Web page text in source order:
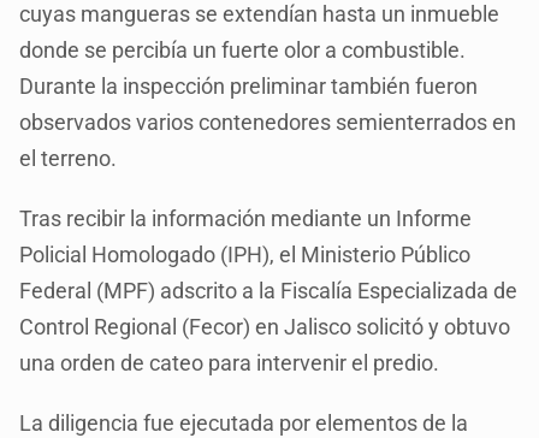
cuyas mangueras se extendían hasta un inmueble
donde se percibía un fuerte olor a combustible.
Durante la inspección preliminar también fueron
observados varios contenedores semienterrados en
el terreno.
Tras recibir la información mediante un Informe
Policial Homologado (IPH), el Ministerio Público
Federal (MPF) adscrito a la Fiscalía Especializada de
Control Regional (Fecor) en Jalisco solicitó y obtuvo
una orden de cateo para intervenir el predio.
La diligencia fue ejecutada por elementos de la